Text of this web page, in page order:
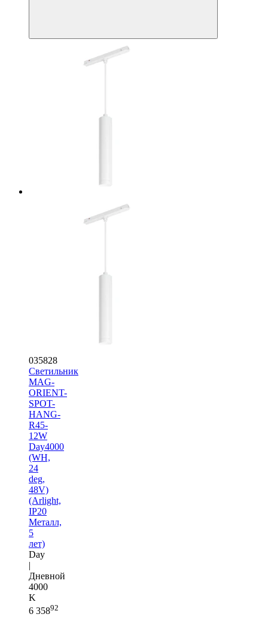
035828
Светильник
MAG-
ORIENT-
SPOT-
HANG-
R45-
12W
Day4000
(WH,
24
deg,
48V)
(Arlight,
IP20
Металл,
5
лет)
Day
|
Дневной
4000
K
6 35892